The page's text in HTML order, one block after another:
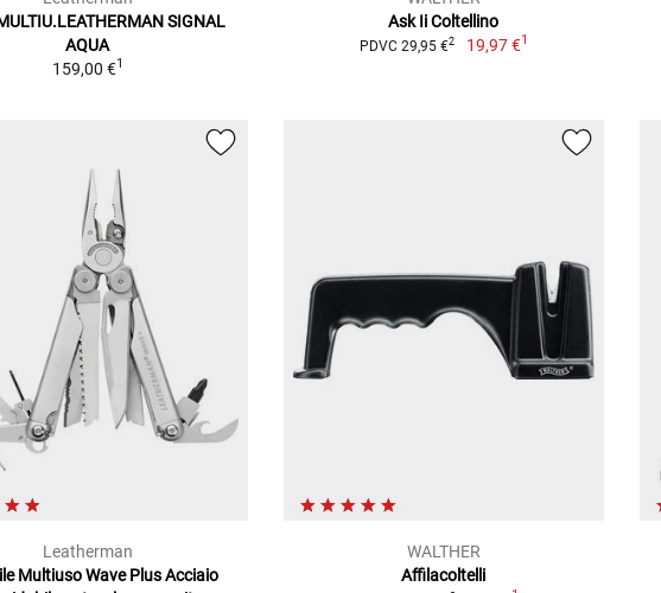
SIGNAL
AQUA
159,00 €1
Ask Ii Coltellino
PDVC 29,95 €2 19,97 €1
Leatherman
Multiuso Wave Plus Acciaio
WALTHER
Affilacoltelli